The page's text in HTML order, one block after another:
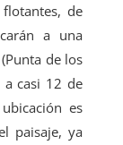
de
a una
de los
a casi 12 de
es
paisaje, ya